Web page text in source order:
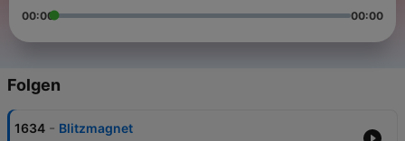
00:00 00:00
Folgen
1634 - Blitzmagnet